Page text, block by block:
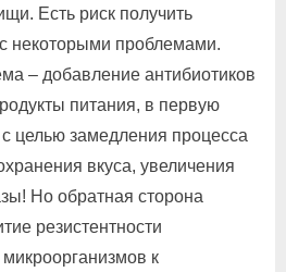
Есть риск получить
некоторыми проблемами.
– добавление антибиотиков
питания, в первую
целью замедления процесса
вкуса, увеличения
Но обратная сторона
резистентности
микроорганизмов к